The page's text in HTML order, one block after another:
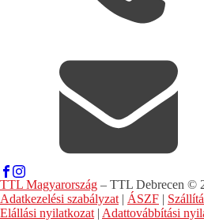
TTL Magyarország – TTL Debrecen ©
Adatkezelési szabályzat | ÁSZF |
Elállási nyilatkozat | Adattovábbítási